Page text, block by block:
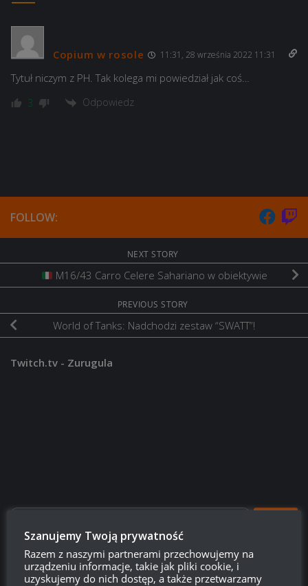
Copium w rosole 11:31, 28 września 2022 11:31
Tytuł niczym z PH. Tak kolega mi powiedział jak coś…
3 Odpowiedz
FOLLOW:
NEXT STORY
M16/43 Carro Celere Sahariano w obiektywie
PREVIOUS STORY
World of Tanks: Nadchodzi zestaw “SWATT”!
Twitch.tv - Zurugula
LOGOWANIE
Szanujemy Twoją prywatność
Razem z naszymi partnerami przechowujemy na
urządzeniu informacje, takie jak pliki cookie, i
uzyskujemy do nich dostęp, a także przetwarzamy